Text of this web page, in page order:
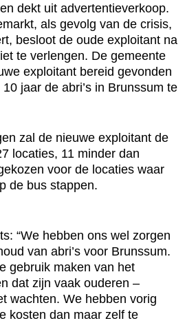
dekt uit advertentieverkoop.
als gevolg van de crisis,
besloot de oude exploitant na
te verlengen. De gemeente
exploitant bereid gevonden
jaar de abri’s in Brunssum te
zal de nieuwe exploitant de
locaties, 11 minder dan
voor de locaties waar
de bus stappen.
“We hebben ons wel zorgen
van abri’s voor Brunssum.
gebruik maken van het
dat zijn vaak ouderen –
wachten. We hebben vorig
kosten dan maar zelf te